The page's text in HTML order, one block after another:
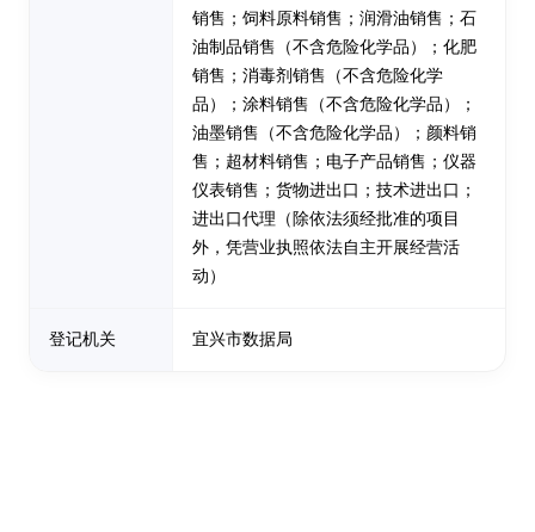
销售；饲料原料销售；润滑油销售；石
油制品销售（不含危险化学品）；化肥
销售；消毒剂销售（不含危险化学
品）；涂料销售（不含危险化学品）；
油墨销售（不含危险化学品）；颜料销
售；超材料销售；电子产品销售；仪器
仪表销售；货物进出口；技术进出口；
进出口代理（除依法须经批准的项目
外，凭营业执照依法自主开展经营活
动）
登记机关 宜兴市数据局